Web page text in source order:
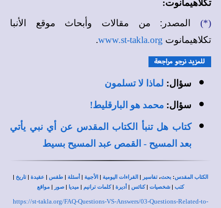
تكلاهيمانوت:
(*)
المصدر: من مقالات وأبحاث
موقع الأنبا
تكلاهيمانوت www.st-takla.org
.
سؤال: لماذا لا تسلمون
سؤال: محمد هو البارقليط!
كتاب هل تنبأ الكتاب المقدس عن أي نبي يأتي
بعد المسيح - القمص عبد المسيح بسيط
الكتاب المقدس: بحث،تفاسير | القراءات اليومية | الأجبية | أسئلة | طقس | عقيدة |تاريخ |
كتب | شخصيات |كنائس | أديرة |كلمات ترانيم | ميديا | صور | مواقع
https://st-takla.org/FAQ-Questions-VS-Answers/03-Questions-Related-to-